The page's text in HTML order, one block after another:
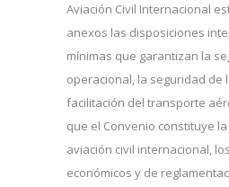
Aviación Civil Internacional
anexos las disposiciones
mínimas que garantizan la
operacional, la seguridad de
facilitación del transporte
que el Convenio constituye
aviación civil internacional,
económicos y de